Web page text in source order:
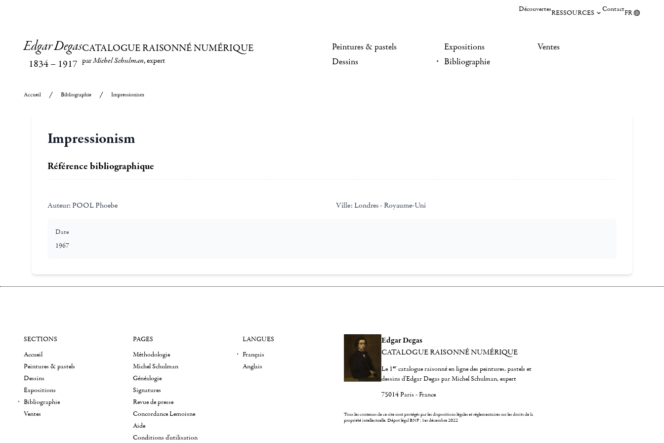
DécouvertesRESSOURCES ContactFR
Edgar Degas
1834– 1917
CATALOGUE RAISONNÉ NUMÉRIQUE
parMichel Schulman, expert
Peintures & pastels
Dessins
Expositions
Bibliographie
Ventes
Accueil Bibliographie Impressionism
Impressionism
Référence bibliographique
Auteur: POOL Phoebe Ville: Londres - Royaume-Uni
Date
1967
Edgar Degas
CATALOGUE RAISONNÉ NUMÉRIQUE
Le 1er catalogue raisonné en ligne des peintures, pastels et
dessins d'Edgar Degas par Michel Schulman, expert
75014 Paris - France
Tous les contenus de ce site sont protégés par les dispositions légales et réglementaires sur les droits de la
propriété intellectuelle.Dépot légal BNF : 1er décembre 2022
SECTIONS
Accueil
Peintures & pastels
Dessins
Expositions
Bibliographie
Ventes
PAGES
Méthodologie
Michel Schulman
Généalogie
Signatures
Revue de presse
Concordance Lemoisne
Aide
Conditions d'utilisation
LANGUES
Français
Anglais